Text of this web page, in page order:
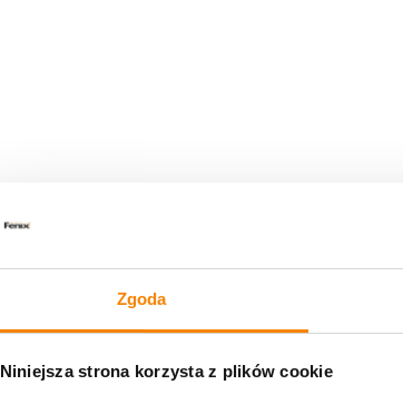
Zgoda
Niniejsza strona korzysta z plików cookie